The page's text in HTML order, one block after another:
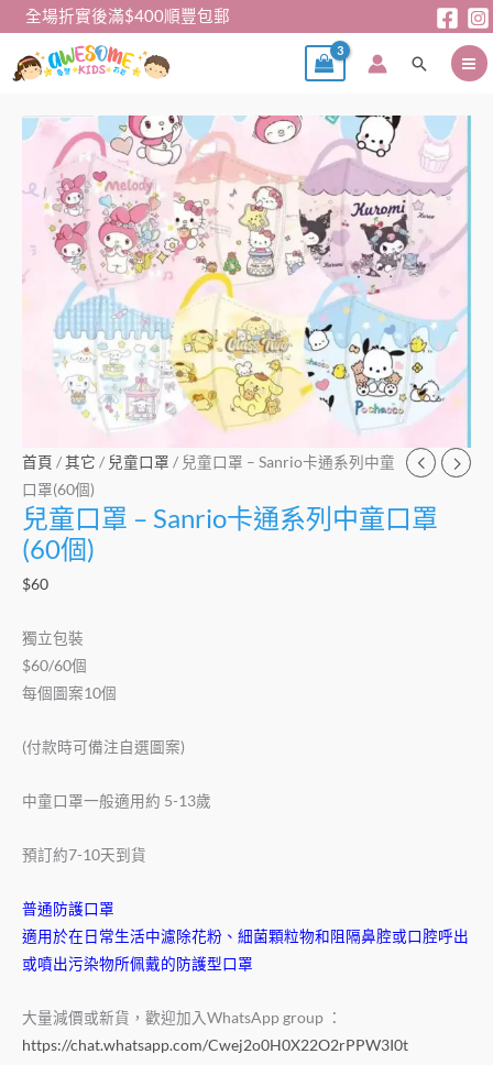
全場折實後滿$400順豐包郵
搜
首頁 /其它 / 兒童口罩 / 兒童口罩 – Sanrio卡通系列中童
口罩(60個)
兒童口罩 – Sanrio卡通系列中童口罩
(60個)
$60
獨立包裝
$60/60個
每個圖案10個
(付款時可備注自選圖案)
中童口罩一般適用約 5-13歲
預訂約7-10天到貨
普通防護口罩
適用於在日常生活中濾除花粉、細菌顆粒物和阻隔鼻腔或口腔呼出
或噴出污染物所佩戴的防護型口罩
大量減價或新貨，歡迎加入WhatsApp group ：
https://chat.whatsapp.com/Cwej2o0H0X22O2rPPW3I0t
兒
口
罩
Sanrio
口
罩
(60
個)